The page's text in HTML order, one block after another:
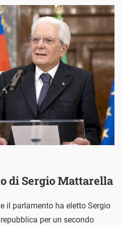
di Sergio Mattarella
il parlamento ha eletto Sergio
per un secondo